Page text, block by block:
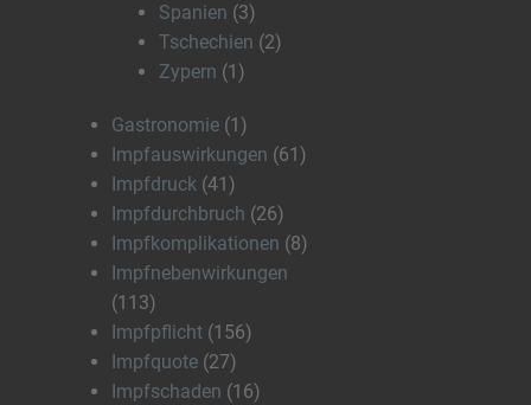
Spanien (3)
Tschechien (2)
Zypern (1)
Gastronomie (1)
Impfauswirkungen (61)
Impfdruck (41)
Impfdurchbruch (26)
Impfkomplikationen (8)
Impfnebenwirkungen
(113)
Impfpflicht (156)
Impfquote (27)
Impfschaden (16)